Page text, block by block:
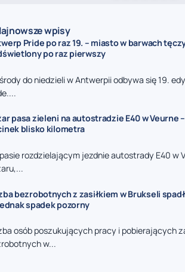
wpisy
Pride po raz 19. – miasto w barwach
po raz pierwszy
do niedzieli w Antwerpii odbywa się 19.
pasa zieleni na autostradzie E40 w Veurne
blisko kilometra
rozdzielającym jezdnie autostrady E40 w
bezrobotnych z zasiłkiem w Brukseli
spadek pozorny
osób poszukujących pracy i pobierających
w...